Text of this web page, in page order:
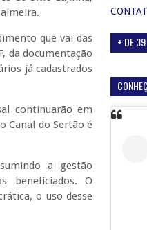
que vai das
da documentação
já cadastrados
continuarão em
Canal do Sertão é
a gestão
beneficiados. O
o uso desse
+ DE